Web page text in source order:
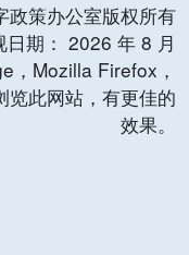
政策办公室版权所有
期： 2026 年 8 月
，Mozilla Firefox，
此网站，有更佳的
效果。